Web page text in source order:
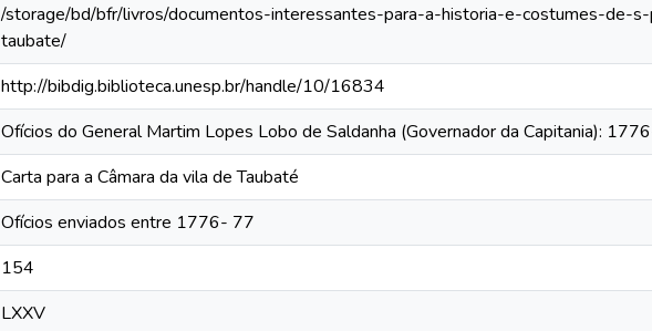
/storage/bd/bfr/livros/documentos-interessantes-para-a-historia-e-costumes-de-
taubate/
http://bibdig.biblioteca.unesp.br/handle/10/16834
Ofícios do General Martim Lopes Lobo de Saldanha (Governador da Capitania):
Carta para a Câmara da vila de Taubaté
Ofícios enviados entre 1776- 77
154
LXXV